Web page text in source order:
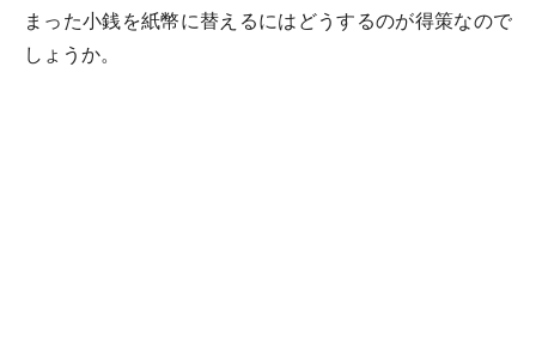
まった小銭を紙幣に替えるにはどうするのが得策なので
しょうか。